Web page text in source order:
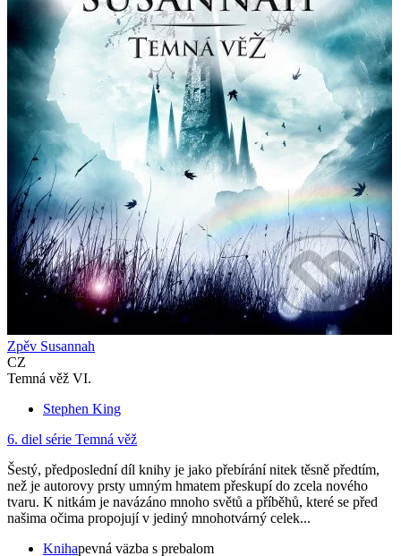
Zpěv Susannah
CZ
Temná věž VI.
Stephen King
6. diel série Temná věž
Šestý, předposlední díl knihy je jako přebírání nitek těsně předtím,
než je autorovy prsty umným hmatem přeskupí do zcela nového
tvaru. K nitkám je navázáno mnoho světů a příběhů, které se před
našima očima propojují v jediný mnohotvárný celek...
Knihapevná väzba s prebalom